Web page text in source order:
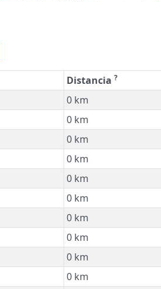
Distancia ?
0 km
0 km
0 km
0 km
0 km
0 km
0 km
0 km
0 km
0 km